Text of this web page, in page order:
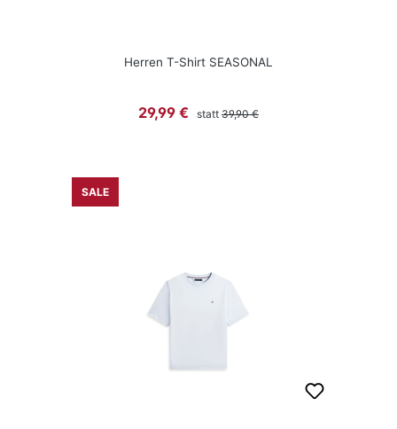
Herren T-Shirt SEASONAL
Verkaufspreis:
29,99 € statt Regulärer Preis:
39,90 €
SALE